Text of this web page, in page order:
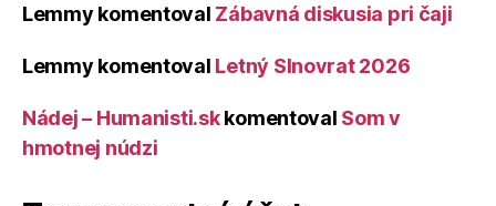
Lemmy komentoval Zábavná diskusia pri čaji
Lemmy komentoval Letný Slnovrat 2026
Nádej – Humanisti.skkomentoval Som v
hmotnej núdzi